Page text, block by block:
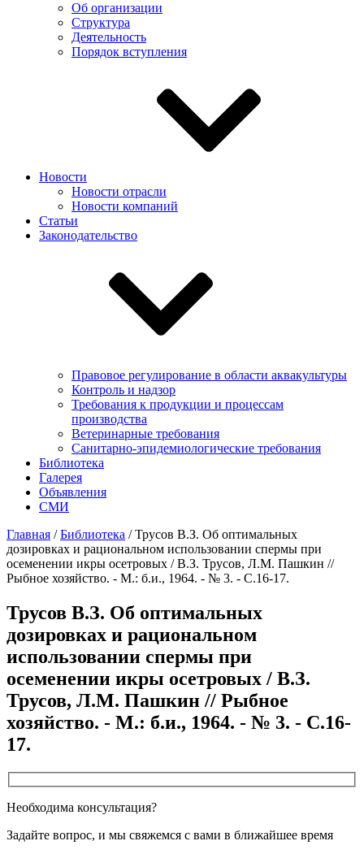
Об организации
Структура
Деятельность
Порядок вступления
Новости
Новости отрасли
Новости компаний
Статьи
Законодательство
Правовое регулирование в области аквакультуры
Контроль и надзор
Требования к продукции и процессам
производства
Ветеринарные требования
Санитарно-эпидемиологические требования
Библиотека
Галерея
Объявления
СМИ
Главная /Библиотека /Трусов В.З. Об оптимальных
дозировках и рациональном использовании спермы при
осеменении икры осетровых / В.З. Трусов, Л.М. Пашкин //
Рыбное хозяйство. - М.: б.и., 1964. - № 3. - С.16-17.
Трусов В.З. Об оптимальных
дозировках и рациональном
использовании спермы при
осеменении икры осетровых / В.З.
Трусов, Л.М. Пашкин // Рыбное
хозяйство. - М.: б.и., 1964. - № 3. - С.16-
17.
Необходима консультация?
Задайте вопрос, и мы свяжемся с вами в ближайшее время